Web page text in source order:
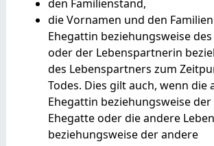
den Familienstand,
die Vornamen und den
Ehegattin beziehungsweise
oder der Lebenspartnerin
des Lebenspartners zum
Todes. Dies gilt auch, wenn die
Ehegattin beziehungsweise
Ehegatte oder die andere
beziehungsweise der andere